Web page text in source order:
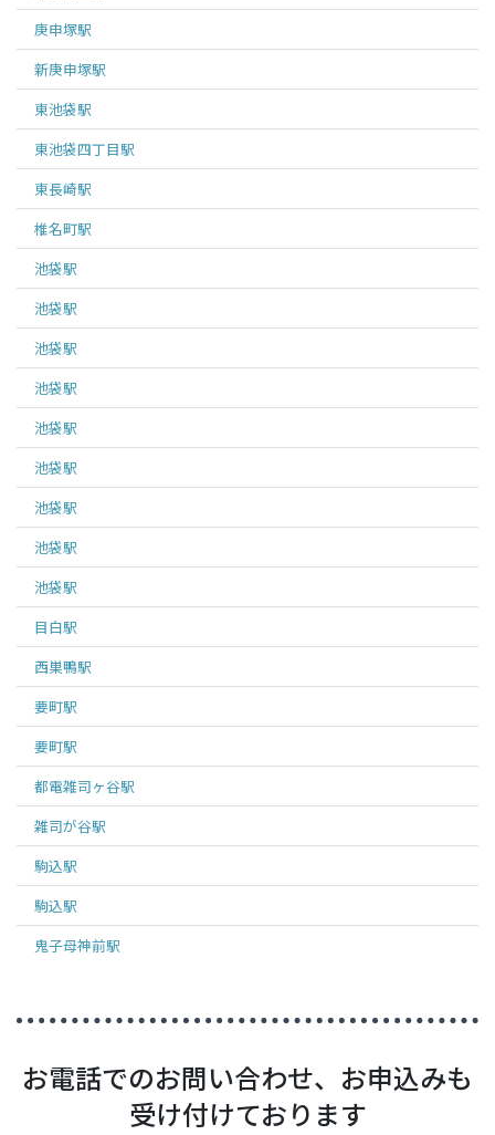
庚申塚駅
新庚申塚駅
東池袋駅
東池袋四丁目駅
東長崎駅
椎名町駅
池袋駅
池袋駅
池袋駅
池袋駅
池袋駅
池袋駅
池袋駅
池袋駅
池袋駅
目白駅
西巣鴨駅
要町駅
要町駅
都電雑司ヶ谷駅
雑司が谷駅
駒込駅
駒込駅
鬼子母神前駅
お電話でのお問い合わせ、お申込みも
受け付けております